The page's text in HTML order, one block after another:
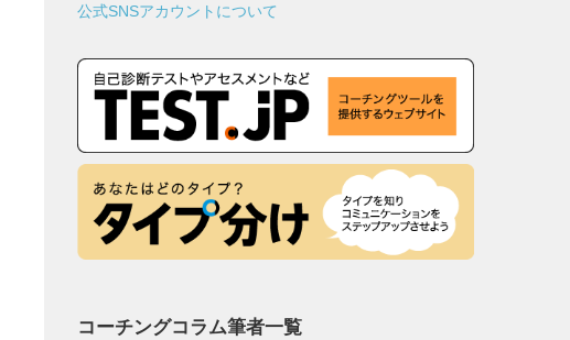
公式SNSアカウントについて
コーチングコラム筆者一覧